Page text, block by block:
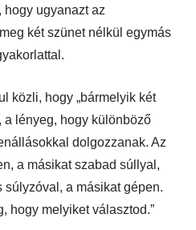
hogy ugyanazt az
két szünet nélkül egymás
közli, hogy „bármelyik két
a lényeg, hogy különböző
dolgozzanak. Az
a másikat szabad súllyal,
súlyzóval, a másikat gépen.
hogy melyiket választod.”